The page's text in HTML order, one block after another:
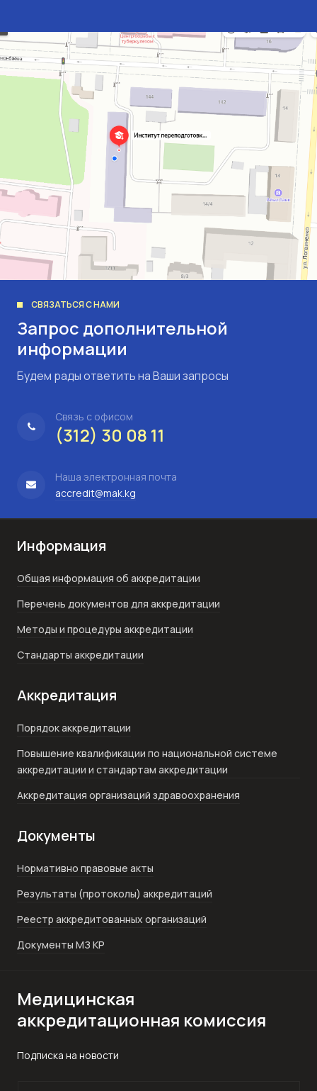
СВЯЗАТЬСЯ С НАМИ
Запрос дополнительной
информации
Будем рады ответить на Ваши запросы
Связь с офисом
(312) 30 08 11
Наша электронная почта
accredit@mak.kg
Информация
Общая информация об аккредитации
Перечень документов для аккредитации
Методы и процедуры аккредитации
Стандарты аккредитации
Аккредитация
Порядок аккредитации
Повышение квалификации по национальной системе
аккредитации и стандартам аккредитации
Аккредитация организаций здравоохранения
Документы
Нормативно правовые акты
Результаты (протоколы) аккредитаций
Реестр аккредитованных организаций
Документы МЗ КР
Медицинская
аккредитационная комиссия
Подписка на новости